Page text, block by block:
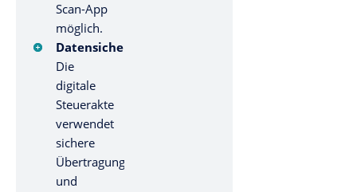
Scan-App
möglich.
Datensicherheit:
Die
digitale
Steuerakte
verwendet
sichere
Übertragungs-
und